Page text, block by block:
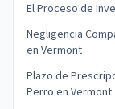
El Proceso de
Negligencia
en Vermont
Plazo de
Perro en Vermont